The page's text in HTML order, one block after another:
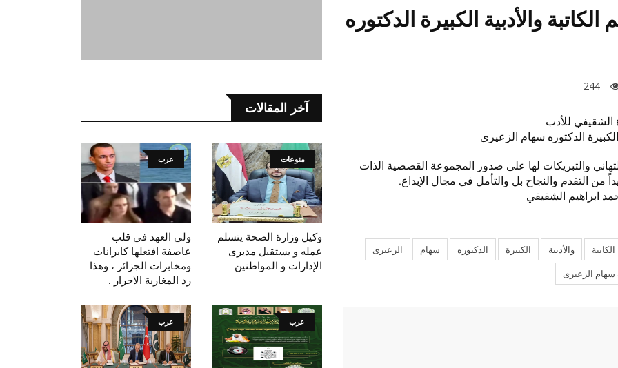
والأدبية الكبيرة الدكتوره
244
للأدب
الكبيرة الدكتوره سهام الزعيرى
والتبريكات لها على صدور المجموعة القصصية الذات
من التقدم والنجاح بل والتأمل في مجال الإبداع.
ابراهيم الشقيفي
الكاتبة والأدبية الكبيرة الدكتوره سهام
الزعيرى
سهام الزعيرى
آخر المقالات
منوعات
وكيل وزارة الصحة يتسلم
عمله و يستقبل مديرى
الإدارات و المواطنين
عرب
ولي العهد في قلب
عاصفة افتعلها كابرانات
ومخابرات الجزائر ، وهذا
رد المغاربة الاحرار .
عرب عرب